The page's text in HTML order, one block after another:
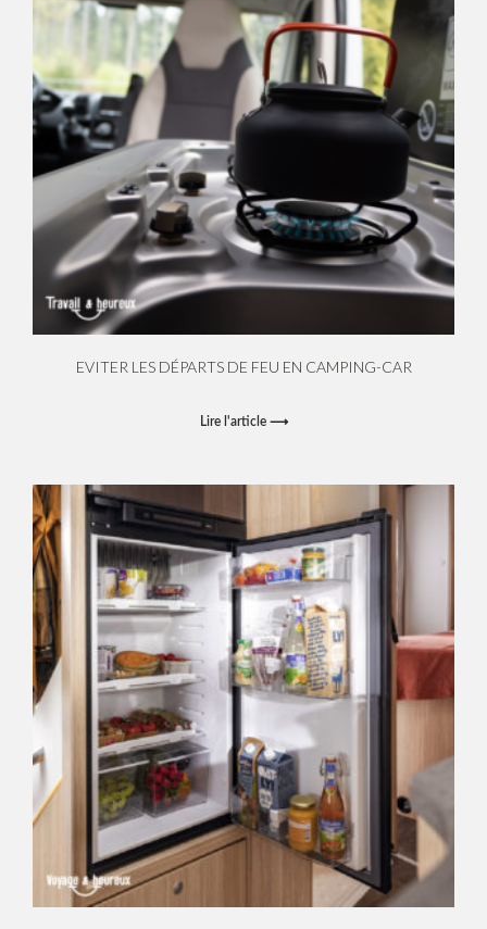
EVITER LES DÉPARTS DE FEU EN CAMPING-CAR
Lire l'article ⟶